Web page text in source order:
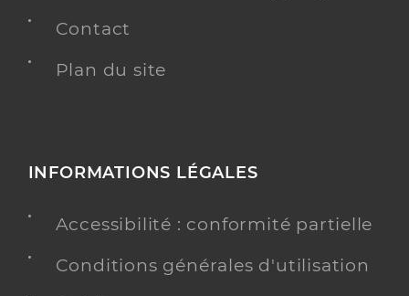
Contact
Plan du site
INFORMATIONS LÉGALES
Accessibilité : conformité partielle
Conditions générales d'utilisation